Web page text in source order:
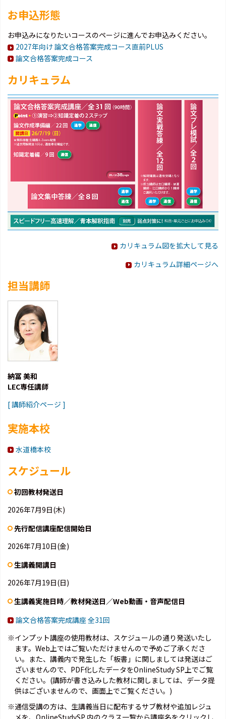
お申込形態
お申込みになりたいコースのページに進んでお申込みください。
2027年向け 論文合格答案完成コース直前PLUS
論文合格答案完成コース
カリキュラム
カリキュラム図を拡大して見る
カリキュラム詳細ページへ
担当講師
納冨 美和
LEC専任講師
[ 講師紹介ページ ]
実施本校
水道橋本校
スケジュール
初回教材発送日
2026年7月9日(木)
先行配信講座配信開始日
2026年7月10日(金)
生講義開講日
2026年7月19日(日)
生講義実施日時／教材発送日／Web動画・音声配信日
論文合格答案完成講座 全31回
※インプット講座の使用教材は、スケジュールの通り発送いたし
ます。Web上ではご覧いただけませんので予めご了承くださ
い。また、講義内で発生した「板書」に関しましては発送はご
ざいませんので、PDF化したデータをOnlineStudy SP上でご覧
ください。(講師が書き込みした教材に関しましては、データ提
供はございませんので、画面上でご覧ください。)
※通信受講の方は、生講義当日に配布するサブ教材や追加レジュ
メを、OnlineStudySP 内のクラス一覧から講座名をクリックし